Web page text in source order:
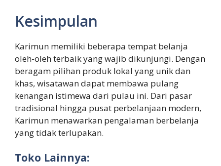
Kesimpulan
Karimun memiliki beberapa tempat belanja
oleh-oleh terbaik yang wajib dikunjungi. Dengan
beragam pilihan produk lokal yang unik dan
khas, wisatawan dapat membawa pulang
kenangan istimewa dari pulau ini. Dari pasar
tradisional hingga pusat perbelanjaan modern,
Karimun menawarkan pengalaman berbelanja
yang tidak terlupakan.
Toko Lainnya: